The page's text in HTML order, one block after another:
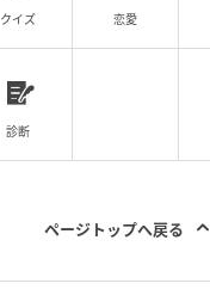
クイズ 恋愛
診断
ページトップへ戻る